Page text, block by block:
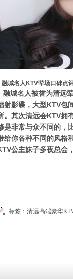
融城名人KTV荤场口碑点
融城名人被誉为清远
射影碟，大型KTV包
。其次清远会KTV拥
是非常与众不同的，
给你各种不同的风格
公主妹子多夜总会
标签： 清远高端豪华